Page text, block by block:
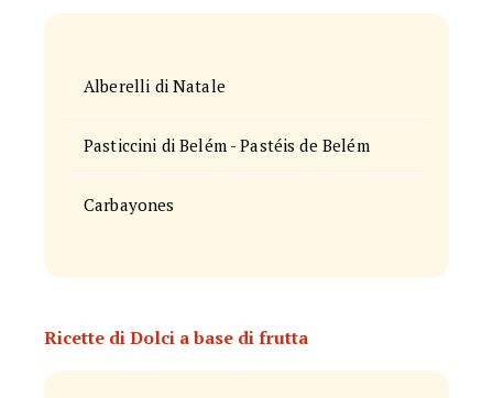
Alberelli di Natale
Pasticcini di Belém - Pastéis de Belém
Carbayones
Ricette di Dolci a base di frutta